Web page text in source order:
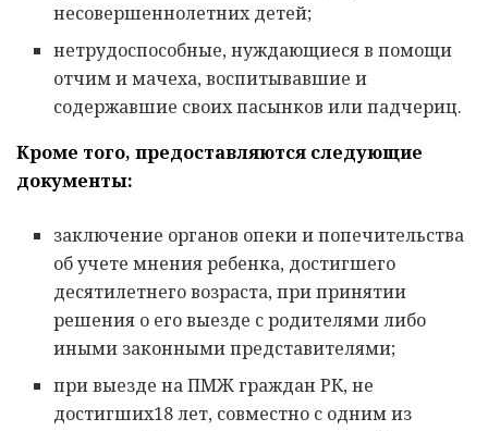
несовершеннолетних детей;
нетрудоспособные, нуждающиеся в помощи
отчим и мачеха, воспитывавшие и
содержавшие своих пасынков или падчериц.
Кроме того, предоставляются следующие
документы:
заключение органов опеки и попечительства
об учете мнения ребенка, достигшего
десятилетнего возраста, при принятии
решения о его выезде с родителями либо
иными законными представителями;
при выезде на ПМЖ граждан РК, не
достигших18 лет, совместно с одним из